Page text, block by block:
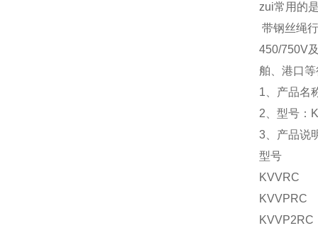
zui常 用的
带钢丝绳
450/750V
舶、港口
1、产品名
2、型号：
3、产品说
型号
KVVRC
KVVPRC